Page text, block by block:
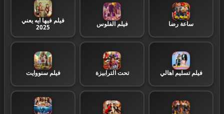
أفلام أجنبية 109
أفلام عربية 204
انمي 11
ساعة رضا فيلم الفلوس
فيلم فيها ايه يعني
2025
فيلم تسليم اهالي تحت الترابيزة فيلم سنووايت